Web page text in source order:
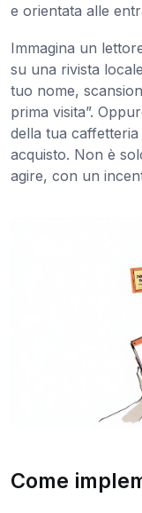
e orientata alle
Immagina un
su una rivista
tuo nome,
prima visita”.
della tua
acquisto. Non è
agire, con un
Come